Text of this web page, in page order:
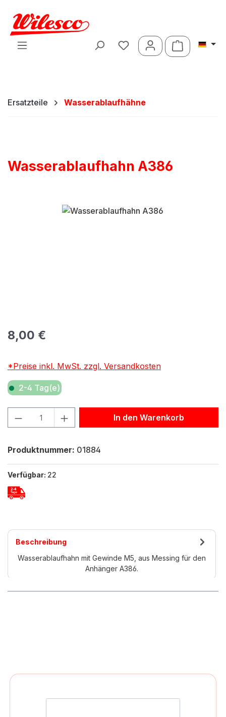
Zum Hauptinhalt springen
Ersatzteile Wasserablaufhähne
Wasserablaufhahn A386
Bildergalerie überspringen
Regulärer Preis:
8,00 €
*Preise inkl. MwSt. zzgl. Versandkosten
2-4 Tag(e)
Produkt Anzahl: Gib den gewünschten Wert ein oder
In den Warenkorb
Produktnummer: 01884
Verfügbar: 22
Beschreibung
Wasserablaufhahn mit Gewinde M5, aus Messing für den
Anhänger A386.